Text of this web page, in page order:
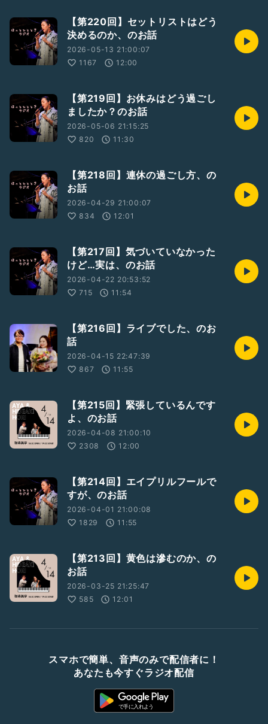
【第220回】セットリストはどう
決めるのか、のお話
2026-05-13 21:00:07
1167
12:00
【第219回】お休みはどう過ごし
ましたか？のお話
2026-05-06 21:15:25
820
11:30
【第218回】連休の過ごし方、の
お話
2026-04-29 21:00:07
834
12:01
【第217回】気づいていなかった
けど…実は、のお話
2026-04-22 20:53:52
715
11:54
【第216回】ライブでした、のお
話
2026-04-15 22:47:39
867
11:55
【第215回】緊張しているんです
よ、のお話
2026-04-08 21:00:10
2308
12:00
【第214回】エイプリルフールで
すが、のお話
2026-04-01 21:00:08
1829
11:55
【第213回】黄色は滲むのか、の
お話
2026-03-25 21:25:47
585
12:01
スマホで簡単、音声のみで配信者に！
あなたも今すぐラジオ配信